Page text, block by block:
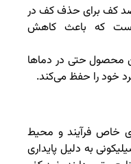
ضد کف برای حذف کف در
است که باعث کاهش
محصول حتی در دماها
خود را حفظ می‌کند.
خاص فرآیند و محیط
به دلیل پایداری